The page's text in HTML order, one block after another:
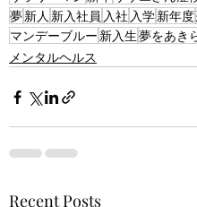
夢新人 新入社員 入社 入学新年度
マンデーブルー 新入生夢をあき
メンタルヘルス
Recent Posts